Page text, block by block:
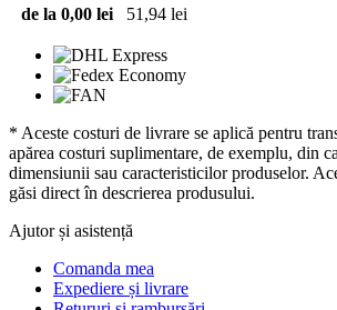
de la 0,00 lei
51,94 lei
* Aceste costuri de livrare se aplică pentru
apărea costuri suplimentare, de exemplu, din
dimensiunii sau caracteristicilor produselor.
găsi direct în descrierea produsului.
Ajutor și asistență
Comanda mea
Expediere și livrare